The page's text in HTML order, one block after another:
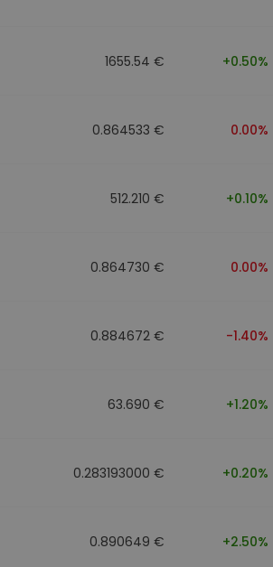
1655.54 € +0.50%
0.864533 € 0.00%
512.210 € +0.10%
0.864730 € 0.00%
0.884672 € -1.40%
63.690 € +1.20%
0.283193000 € +0.20%
0.890649 € +2.50%